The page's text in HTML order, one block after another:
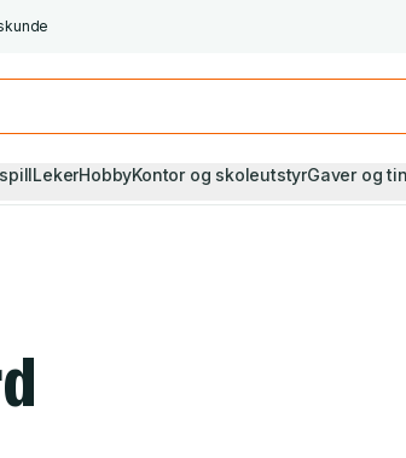
LekerHobbyKontor og skoleutstyrGaver og